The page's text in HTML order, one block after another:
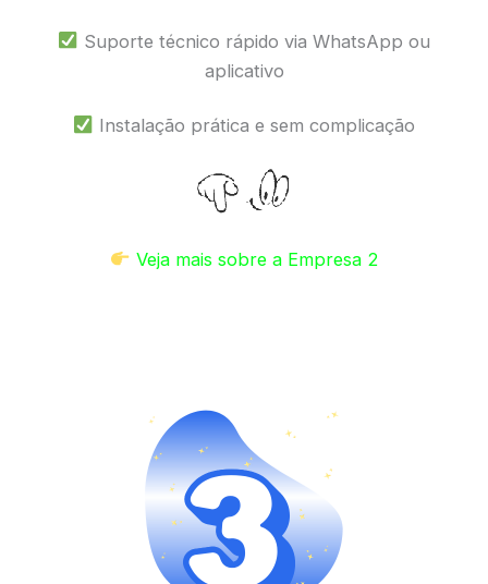
Suporte técnico rápido via WhatsApp ou
aplicativo
Instalação prática e sem complicação
Veja mais sobre a Empresa 2